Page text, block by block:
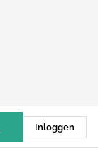
Inloggen